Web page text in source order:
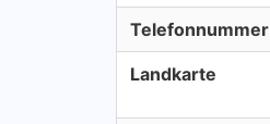
Telefonnummer
Landkarte